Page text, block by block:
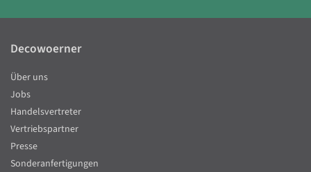
Decowoerner
Über uns
Jobs
Handelsvertreter
Vertriebspartner
Presse
Sonderanfertigungen